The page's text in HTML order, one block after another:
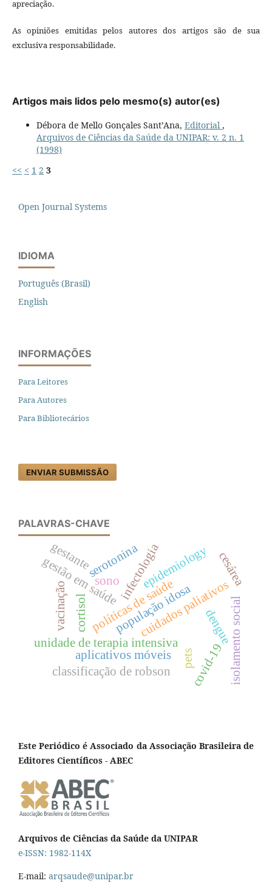
apreciação.
As opiniões emitidas pelos autores dos artigos são de sua
exclusiva responsabilidade.
Artigos mais lidos pelo mesmo(s) autor(es)
Débora de Mello Gonçales Sant’Ana, Editorial ,
Arquivos de Ciências da Saúde da UNIPAR: v. 2 n. 1
(1998)
<< < 1 2 3
Open Journal Systems
IDIOMA
Português (Brasil)
English
INFORMAÇÕES
Para Leitores
Para Autores
Para Bibliotecários
ENVIAR SUBMISSÃO
PALAVRAS-CHAVE
unidade de terapia intensiva
cuidados paliativos
políticas de saúde
gestão em saúde
vacinação
covid-19
população idosa
infectologia
sono
aplicativos móveis isolamento social
dengue
serotonina
cortisol
pets
epidemiology
classificação de robson
cesárea
gestante
Este Periódico é Associado da Associação Brasileira de
Editores Científicos - ABEC
Arquivos de Ciências da Saúde da UNIPAR
e-ISSN: 1982-114X
E-mail: arqsaude@unipar.br